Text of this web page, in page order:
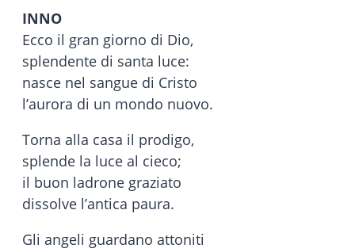
INNO
Ecco il gran giorno di Dio,
splendente di santa luce:
nasce nel sangue di Cristo
l’aurora di un mondo nuovo.
Torna alla casa il prodigo,
splende la luce al cieco;
il buon ladrone graziato
dissolve l’antica paura.
Gli angeli guardano attoniti